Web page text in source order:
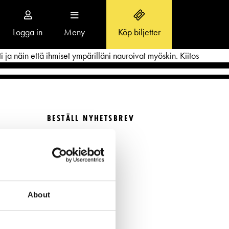
About
Logga in
Toggle
navigation
Meny Köp biljetter
OM SVENSKA TEATERN
Aktuellt
Ensemble
Historia
näin että ihmiset ympärilläni nauroivat myöskin. Kiitos
BESTÄLL NYHETSBREV
FÖLJ OSS